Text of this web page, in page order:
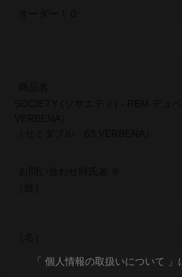
「 個人情報の取扱いについて 」